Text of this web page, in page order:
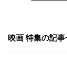
映画 特集の記事